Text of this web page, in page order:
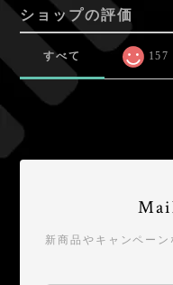
ショップの評価
すべて 157
新商品やキャンペー